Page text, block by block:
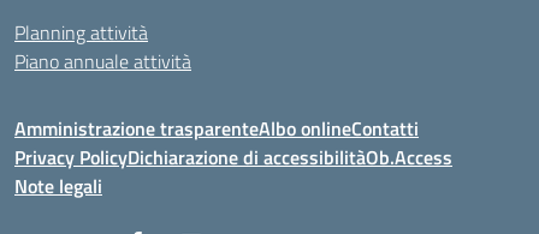
Planning attività
Piano annuale attività
Amministrazione trasparenteAlbo onlineContatti
Privacy PolicyDichiarazione di accessibilitàOb.Access
Note legali